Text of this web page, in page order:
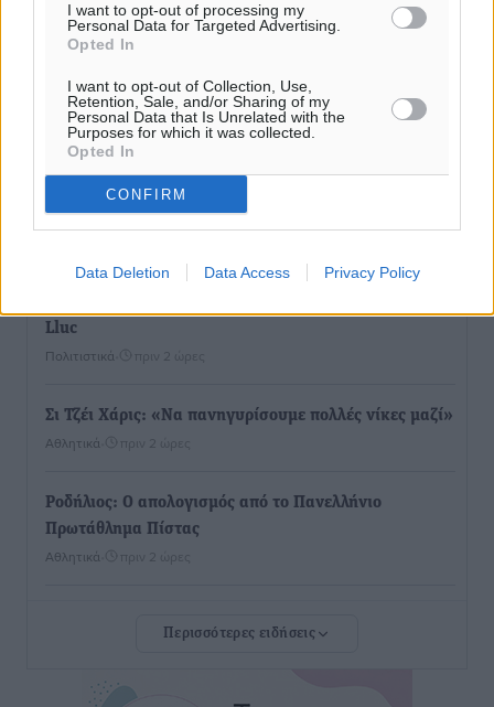
I want to opt-out of processing my
Personal Data for Targeted Advertising.
Opted In
I want to opt-out of Collection, Use,
Retention, Sale, and/or Sharing of my
Personal Data that Is Unrelated with the
Purposes for which it was collected.
Opted In
CONFIRM
Data Deletion Data Access Privacy Policy
ΣΚΟΕ: Σαββατοκύριακο με αγώνες από τον Σ.Σ. Ρόδου
Αθλητικά• πριν 52 λεπτά
Συνελήφθη 37χρονη στη Ρόδο γιατί είχε αφήσει τα
τρία ανήλικα παιδιά της χωρίς επιτήρηση
Τοπικές Ειδήσεις
Σταυρός Καλυθιών: Απέκτησε την Φωτεινή Πιζάνια
Lluc
Πολιτιστικά πριν 2 ώρες
Σι Τζέι Χάρις: «Να πανηγυρίσουμε πολλές νίκες μαζί»
Αθλητικά πριν 2 ώρες
Ροδήλιος: Ο απολογισμός από το Πανελλήνιο
Πρωτάθλημα Πίστας
Αθλητικά πριν 2 ώρες
πριν 2 ώρες
Περισσότερες ειδήσεις